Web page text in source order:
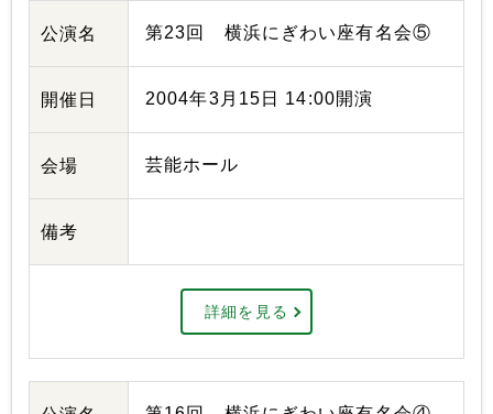
公演名 第23回 横浜にぎわい座有名会⑤
開催日 2004年3月15日 14:00開演
会場 芸能ホール
備考
詳細を見る